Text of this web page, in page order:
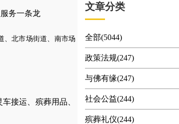
务一条龙
、北市场街道、南市场
车接运 殡葬用品
文章分类
全部(5044)
政策法规(247)
与佛有缘(247)
社会公益(244)
殡葬礼仪(244)